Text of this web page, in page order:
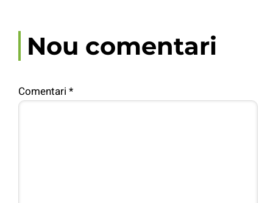
Nou comentari
Comentari *